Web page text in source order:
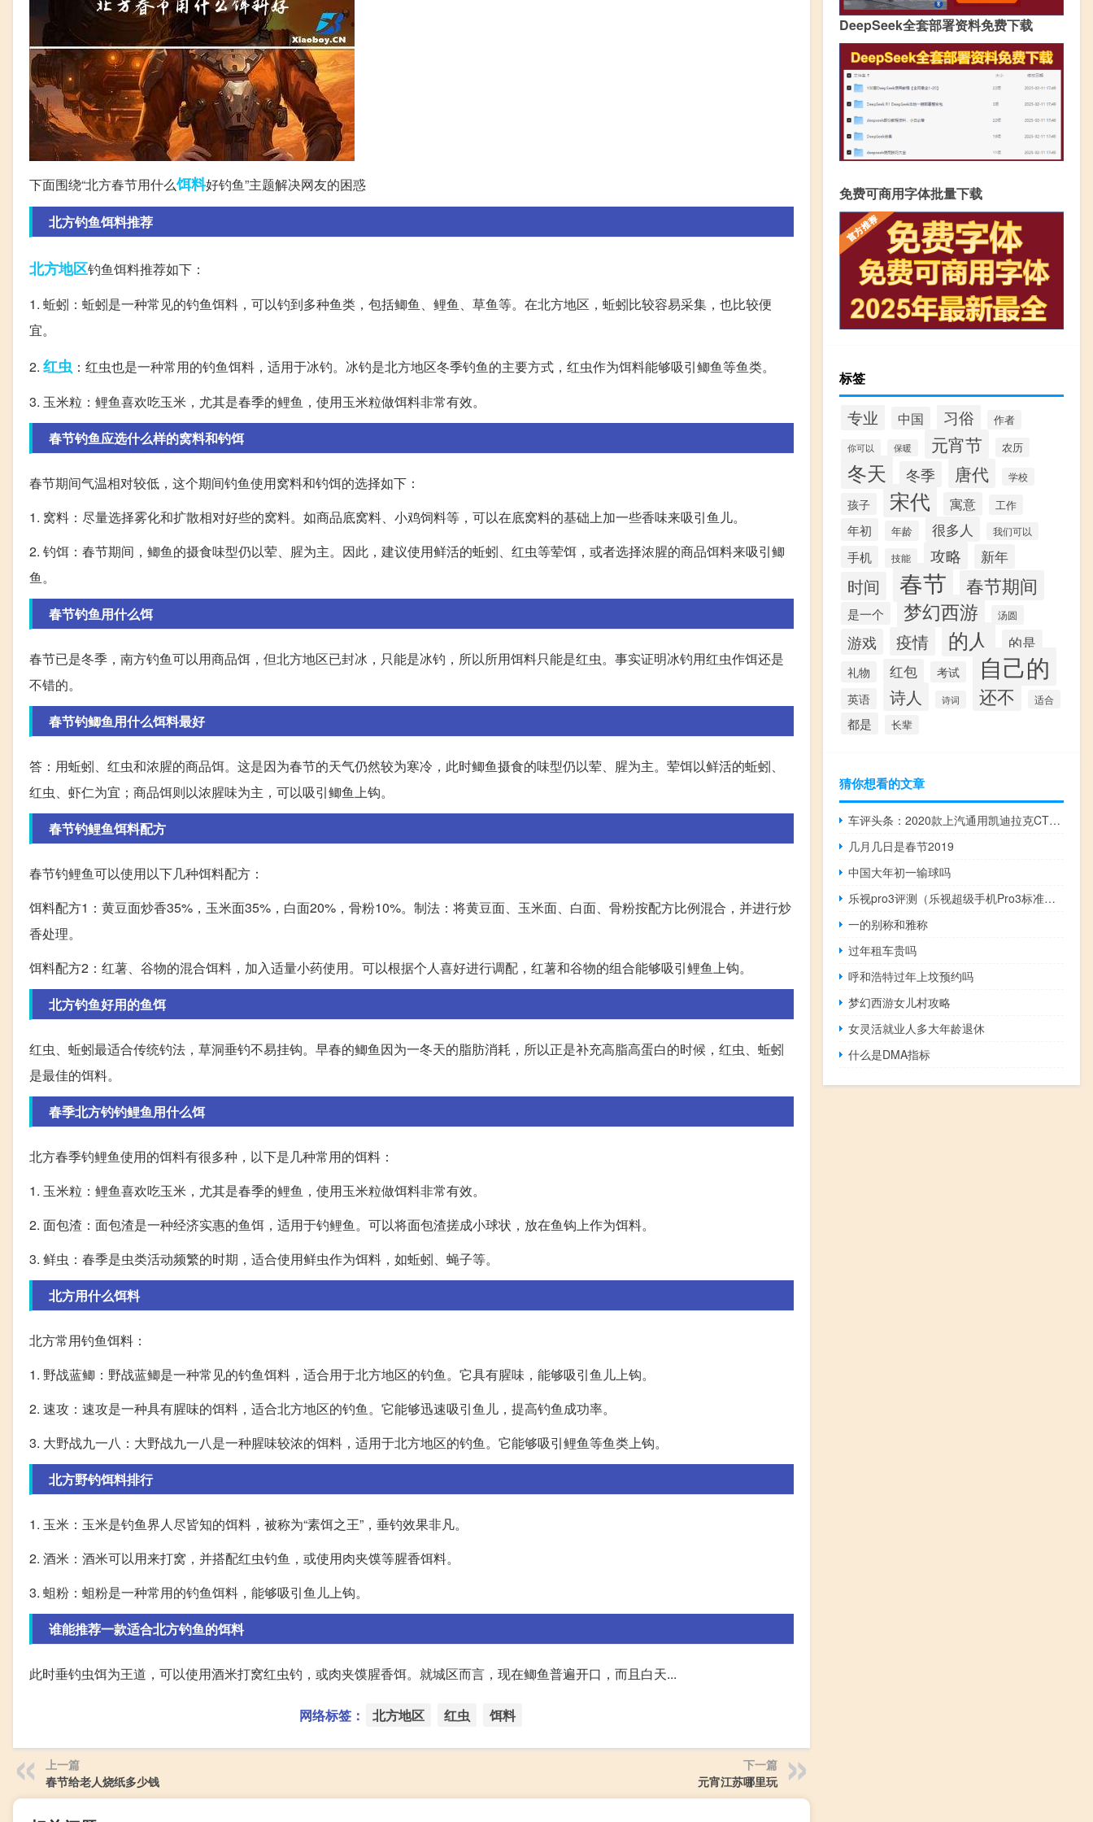
下面围绕“北方春节用什么饵料好钓鱼”主题解决网友的困惑
北方钓鱼饵料推荐
北方地区钓鱼饵料推荐如下：
1. 蚯蚓：蚯蚓是一种常见的钓鱼饵料，可以钓到多种鱼类，包括鲫鱼、鲤鱼、草鱼等。在北方地区，蚯蚓比较容易采集，也比较便
宜。
2. 红虫 ：红虫也是一种常用的钓鱼饵料，适用于冰钓。冰钓是北方地区冬季钓鱼的主要方式，红虫作为饵料能够吸引鲫鱼等鱼类。
3. 玉米粒：鲤鱼喜欢吃玉米，尤其是春季的鲤鱼，使用玉米粒做饵料非常有效。
春节钓鱼应选什么样的窝料和钓饵
春节期间气温相对较低，这个期间钓鱼使用窝料和钓饵的选择如下：
1. 窝料：尽量选择雾化和扩散相对好些的窝料。如商品底窝料、小鸡饲料等，可以在底窝料的基础上加一些香味来吸引鱼儿。
2. 钓饵：春节期间，鲫鱼的摄食味型仍以荤、腥为主。因此，建议使用鲜活的蚯蚓、红虫等荤饵，或者选择浓腥的商品饵料来吸引鲫
鱼。
春节钓鱼用什么饵
春节已是冬季，南方钓鱼可以用商品饵，但北方地区已封冰，只能是冰钓，所以所用饵料只能是红虫。事实证明冰钓用红虫作饵还是
不错的。
春节钓鲫鱼用什么饵料最好
答：用蚯蚓、红虫和浓腥的商品饵。这是因为春节的天气仍然较为寒冷，此时鲫鱼摄食的味型仍以荤、腥为主。荤饵以鲜活的蚯蚓、
红虫、虾仁为宜；商品饵则以浓腥味为主，可以吸引鲫鱼上钩。
春节钓鲤鱼饵料配方
春节钓鲤鱼可以使用以下几种饵料配方：
饵料配方1：黄豆面炒香35%，玉米面35%，白面20%，骨粉10%。制法：将黄豆面、玉米面、白面、骨粉按配方比例混合，并进行炒
香处理。
饵料配方2：红薯、谷物的混合饵料，加入适量小药使用。可以根据个人喜好进行调配，红薯和谷物的组合能够吸引鲤鱼上钩。
北方钓鱼好用的鱼饵
红虫、蚯蚓最适合传统钓法，草洞垂钓不易挂钩。早春的鲫鱼因为一冬天的脂肪消耗，所以正是补充高脂高蛋白的时候，红虫、蚯蚓
是最佳的饵料。
春季北方钓钓鲤鱼用什么饵
北方春季钓鲤鱼使用的饵料有很多种，以下是几种常用的饵料：
1. 玉米粒：鲤鱼喜欢吃玉米，尤其是春季的鲤鱼，使用玉米粒做饵料非常有效。
2. 面包渣：面包渣是一种经济实惠的鱼饵，适用于钓鲤鱼。可以将面包渣搓成小球状，放在鱼钩上作为饵料。
3. 鲜虫：春季是虫类活动频繁的时期，适合使用鲜虫作为饵料，如蚯蚓、蝇子等。
北方用什么饵料
北方常用钓鱼饵料：
1. 野战蓝鲫：野战蓝鲫是一种常见的钓鱼饵料，适合用于北方地区的钓鱼。它具有腥味，能够吸引鱼儿上钩。
2. 速攻：速攻是一种具有腥味的饵料，适合北方地区的钓鱼。它能够迅速吸引鱼儿，提高钓鱼成功率。
3. 大野战九一八：大野战九一八是一种腥味较浓的饵料，适用于北方地区的钓鱼。它能够吸引鲤鱼等鱼类上钩。
北方野钓饵料排行
1. 玉米：玉米是钓鱼界人尽皆知的饵料，被称为“素饵之王”，垂钓效果非凡。
2. 酒米：酒米可以用来打窝，并搭配红虫钓鱼，或使用肉夹馍等腥香饵料。
3. 蛆粉：蛆粉是一种常用的钓鱼饵料，能够吸引鱼儿上钩。
谁能推荐一款适合北方钓鱼的饵料
此时垂钓虫饵为王道，可以使用酒米打窝红虫钓，或肉夹馍腥香饵。就城区而言，现在鲫鱼普遍开口，而且白天...
网络标签： 北方地区 红虫 饵料
上一篇
春节给老人烧纸多少钱
下一篇
元宵江苏哪里玩
DeepSeek全套部署资料免费下载
免费可商用字体批量下载
标签
专业 中国 习俗 作者
你可以 保暖 元宵节 农历
冬天 冬季 唐代 学校
孩子 宋代 寓意 工作
年初 年龄 很多人 我们可以
手机 技能 攻略 新年
时间 春节 春节期间
是一个 梦幻西游 汤圆
游戏 疫情 的人 的是
礼物 红包 考试 自己的
英语 诗人 诗词 还不 适合
都是 长辈
猜你想看的文章
车评头条：2020款上汽通用凯迪拉克CT5新车商品性评价
几月几日是春节2019
中国大年初一输球吗
乐视pro3评测（乐视超级手机Pro3标准版怎么样优点缺点点评）
一的别称和雅称
过年租车贵吗
呼和浩特过年上坟预约吗
梦幻西游女儿村攻略
女灵活就业人多大年龄退休
什么是DMA指标